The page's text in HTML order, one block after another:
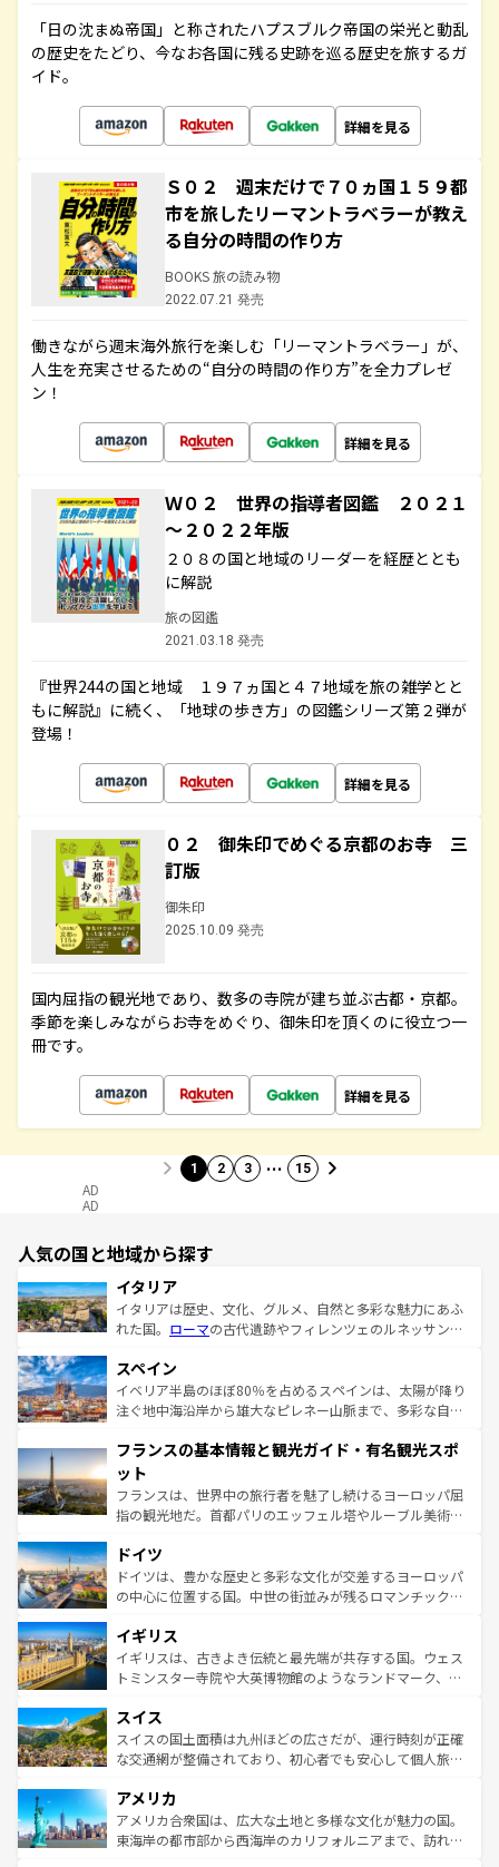
「日の沈まぬ帝国」と称されたハプスブルク帝国の栄光と動乱
の歴史をたどり、今なお各国に残る史跡を巡る歴史を旅するガ
イド。
詳細を見る
Ｓ０２ 週末だけで７０ヵ国１５９都
市を旅したリーマントラベラーが教え
る自分の時間の作り方
BOOKS 旅の読み物
2022.07.21 発売
働きながら週末海外旅行を楽しむ「リーマントラベラー」が、
人生を充実させるための“自分の時間の作り方”を全力プレゼ
ン！
詳細を見る
Ｗ０２ 世界の指導者図鑑 ２０２１
～２０２２年版
２０８の国と地域のリーダーを経歴ととも
に解説
旅の図鑑
2021.03.18 発売
『世界244の国と地域 １９７ヵ国と４７地域を旅の雑学とと
もに解説』に続く、「地球の歩き方」の図鑑シリーズ第２弾が
登場！
詳細を見る
０２ 御朱印でめぐる京都のお寺 三
訂版
御朱印
2025.10.09 発売
国内屈指の観光地であり、数多の寺院が建ち並ぶ古都・京都。
季節を楽しみながらお寺をめぐり、御朱印を頂くのに役立つ一
冊です。
詳細を見る
1 2 3 … 15
AD
AD
人気の国と地域から探す
イタリア
イタリアは歴史、文化、グルメ、自然と多彩な魅力にあふ
れた国。 ローマの古代遺跡やフィレンツェのルネッサンス
ろん、トスカーナの美しい田園風景やアマルフィ海岸の絶
景など、自然景観も見逃せない。観光の合間には、本場の
ピザやパスタなど、絶品のイタリア料理を堪能することも
ませてくれるイタリアで、忘れられない旅をしてみよう！
なお、新着のイタリア情報は
しい。
スペイン
イベリア半島のほぼ80％を占めるスペインは、太陽が降り
注ぐ地中海沿岸から雄大なピレネー山脈まで、多彩な自然
文化が根付くこの国では、情熱的なフラメンコ、熱気あふ
れる闘牛、そして美味しいタパスが生活の一部となってい
る。首都マドリードの洗練された雰囲気や、バルセロナの
アートに溢れた街角から、地方では古代ローマ遺跡や中世
せる。地方によって風土や気候が異なるスペインはその個
性で訪れる人を魅了する。 なお、新着のスペイン情報は コ
ンテンツ一覧を参照してほしい。
フランスの基本情報と観光ガイド・有名観光スポ
ット
フランスは、世界中の旅行者を魅了し続けるヨーロッパ屈
指の観光地だ。首都パリのエッフェル塔やルーブル美術館
で、幅広い魅力が詰まっている。華麗な宮殿、歴史的な大
聖堂、美しいビーチ、そして豊かな自然が、訪れる者を心
から魅了する。また、フランスは美食の国としても知ら
いる。シャンパンの発祥地であるランス、プロヴァンスの
香り高いラベンダー畑など、多彩な楽しみ方が可能だ。さ
らに、パリ以外の地域にも魅力が溢れており、どの街角に
れる地方に足を運ぶとそれぞれで全く異なる文化を体験で
きるだろう。 なお、新着のフランス情報はコンテンツ一覧
を参照してほしい。
ドイツ
ドイツは、豊かな歴史と多彩な文化が交差するヨーロッパ
の中心に位置する国。中世の街並みが残るロマンチック街
顔を持つこの国は、どこを歩いても飽きることがない。ベ
ルリンの文化的活気、バイエルン州のアルプスの絶景、そ
してライン川沿いのワイン畑といった風景は必見。ビール
は、お酒好きな人にはぜひ体験してほしい。 なお、新着の
ドイツ情報はコンテンツ一覧を参照してほしい。
イギリス
イギリスは、古きよき伝統と最先端が共存する国。ウェス
トミンスター寺院や大英博物館のようなランドマーク、歴
リアごとに異なる魅力がある。また、優雅なアフタヌーン
ティー、ビール好きにはたまらない英国パブ、サッカー観
戦など、本場だからこそできる体験も豊富。イギリスを旅
ンツ一覧を参照してほしい。
スイス
スイスの国土面積は九州ほどの広さだが、運行時刻が正確
な交通網が整備されており、初心者でも安心して個人旅行
の建物がそのまま残る町や、スイスならではのユニークな
博物館もあり、アルプス観光だけでなく町歩きも満喫する
ことができる。国民の所得が高いため物価も高いが、旅行
アメリカ
アメリカ合衆国は、広大な土地と多様な文化が魅力の国。
東海岸の都市部から西海岸のカリフォルニアまで、訪れる